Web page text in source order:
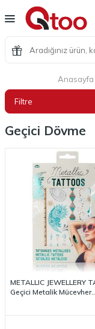
Anasayfa
Filtre
Geçici Dövme
METALLIC JEWELLERY
Geçici Metalik Mücevher